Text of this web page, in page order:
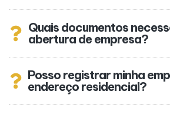
Quais documentos
abertura de empresa?
Posso registrar minha
endereço residencial?